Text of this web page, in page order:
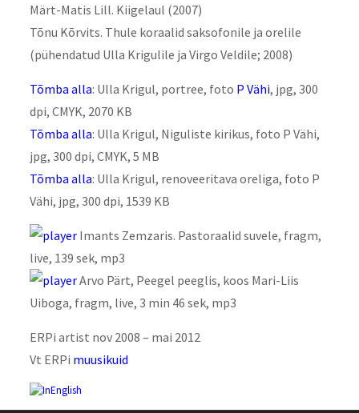
Märt-Matis Lill. Kiigelaul (2007)
Tõnu Kõrvits. Thule koraalid saksofonile ja orelile
(pühendatud Ulla Krigulile ja Virgo Veldile; 2008)
Tõmba alla: Ulla Krigul, portree, foto P Vähi, jpg, 300
dpi, CMYK, 2070 KB
Tõmba alla: Ulla Krigul, Niguliste kirikus, foto P Vähi,
jpg, 300 dpi, CMYK, 5 MB
Tõmba alla: Ulla Krigul, renoveeritava oreliga, foto P
Vähi, jpg, 300 dpi, 1539 KB
Imants Zemzaris. Pastoraalid suvele, fragm,
live, 139 sek, mp3
Arvo Pärt, Peegel peeglis, koos Mari-Liis
Uiboga, fragm, live, 3 min 46 sek, mp3
ERPi artist nov 2008 – mai 2012
Vt ERPi muusikuid